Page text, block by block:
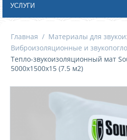
УСЛУГИ
Главная / Материалы для
Виброизоляционные и
Тепло-звукоизоляционный мат
5000х1500х15 (7.5 м2)